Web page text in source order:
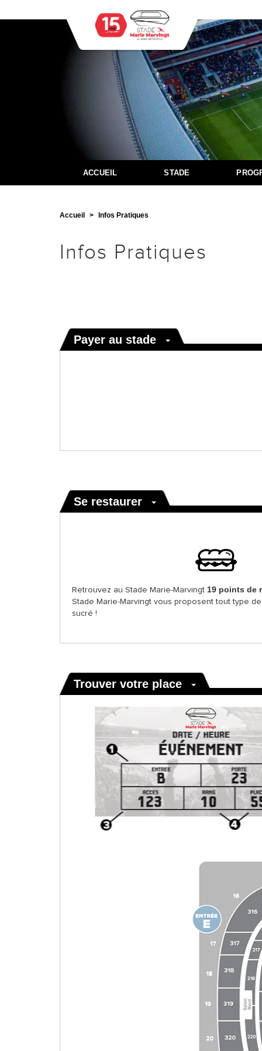
ACCUEIL STADE
Accueil Infos Pratiques
Infos Pratiques
Payer au stade
Se restaurer
Retrouvez au Stade Marie-Marvingt 19 points de
Stade Marie-Marvingt vous proposent tout type
sucré !
Trouver votre place